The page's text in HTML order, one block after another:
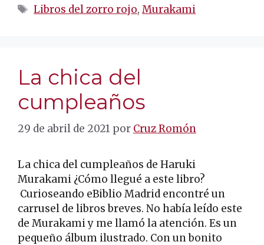
Etiquetas
Libros del zorro rojo,Murakami
La chica del
cumpleaños
29 de abril de 2021 por Cruz Romón
La chica del cumpleaños de Haruki
Murakami ¿Cómo llegué a este libro?
Curioseando eBiblio Madrid encontré un
carrusel de libros breves. No había leído este
de Murakami y me llamó la atención. Es un
pequeño álbum ilustrado. Con un bonito